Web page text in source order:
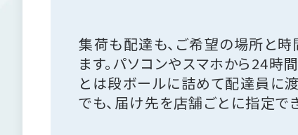
集荷も配達も、ご希望の場所と
ます。パソコンやスマホから24時
とは段ボールに詰めて配達員に
でも、届け先を店舗ごとに指定でき